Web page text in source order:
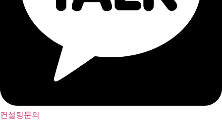
컨설팅문의